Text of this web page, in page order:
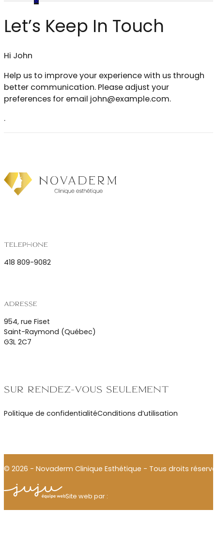
Let’s Keep In Touch
Hi John
Help us to improve your experience with us through
better communication. Please adjust your
preferences for email john@example.com.
.
Sur rendez-vous seulement
Politique de confidentialitéConditions d’utilisation
Téléphone
418 809-9082
Adresse
954, rue Fiset
Saint-Raymond (Québec)
G3L 2C7
© 2026 - Novaderm Clinique Esthétique - Tous droits
Site web par :